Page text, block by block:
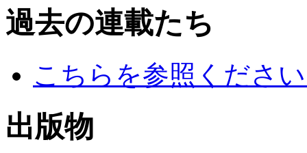
過去の連載たち
こちらを参照くださ
出版物